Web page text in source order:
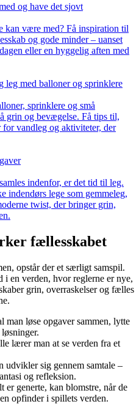
og have det sjovt
kan være med? Få inspiration til
og gode minder – uanset
eller en hyggelig aften med
leg med balloner og sprinklere
sprinklere og små
grin og bevægelse. Få tips til,
vandleg og aktiviteter, der
indenfor, er det tid til leg.
indendørs lege som gemmeleg,
twist, der bringer grin,
fællesskabet
opstår der et særligt samspil.
en verden, hvor reglerne er nye,
grin, overraskelser og fælles
man løse opgaver sammen, lytte
lærer man at se verden fra et
udvikler sig gennem samtale –
og refleksion.
er generte, kan blomstre, når de
opfinder i spillets verden.